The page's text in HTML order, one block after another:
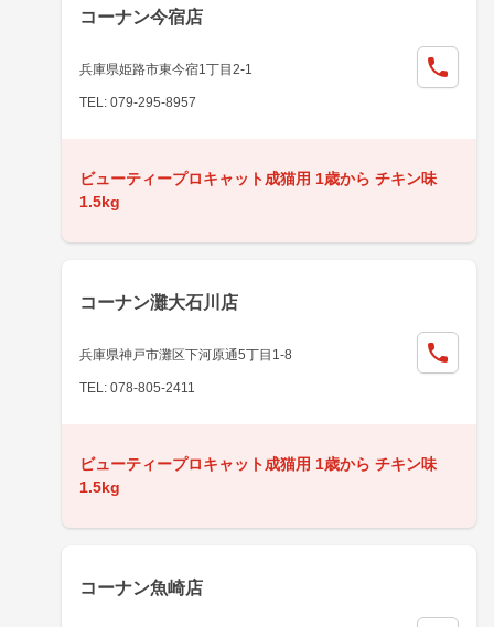
コーナン今宿店
兵庫県姫路市東今宿1丁目2-1
TEL: 079-295-8957
ビューティープロキャット成猫用 1歳から チキン味
1.5kg
コーナン灘大石川店
兵庫県神戸市灘区下河原通5丁目1-8
TEL: 078-805-2411
ビューティープロキャット成猫用 1歳から チキン味
1.5kg
コーナン魚崎店